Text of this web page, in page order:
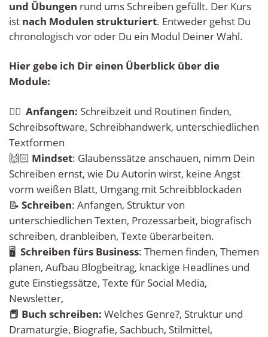
und Übungen rund ums Schreiben gefüllt. Der Kurs
ist nach Modulen strukturiert. Entweder gehst Du
chronologisch vor oder Du ein Modul Deiner Wahl.
Hier gebe ich Dir einen Überblick über die
Module:
✍🏻 Anfangen: Schreibzeit und Routinen finden,
Schreibsoftware, Schreibhandwerk, unterschiedlichen
Textformen
🙌🏻 Mindset: Glaubenssätze anschauen, nimm Dein
Schreiben ernst, wie Du Autorin wirst, keine Angst
vorm weißen Blatt, Umgang mit Schreibblockaden
📝 Schreiben: Anfangen, Struktur von
unterschiedlichen Texten, Prozessarbeit, biografisch
schreiben, dranbleiben, Texte überarbeiten.
🖥 Schreiben fürs Business: Themen finden, Themen
planen, Aufbau Blogbeitrag, knackige Headlines und
gute Einstiegssätze, Texte für Social Media,
Newsletter,
📕 Buch schreiben: Welches Genre?, Struktur und
Dramaturgie, Biografie, Sachbuch, Stilmittel,